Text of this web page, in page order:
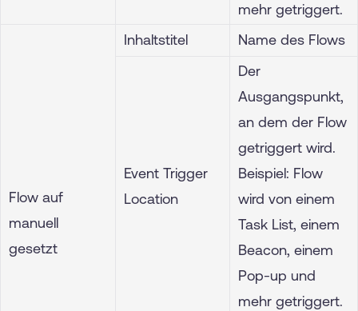
mehr getriggert.
Flow auf
manuell
gesetzt
Inhaltstitel Name des Flows
Event Trigger
Location
Der
Ausgangspunkt,
an dem der Flow
getriggert wird.
Beispiel: Flow
wird von einem
Task List, einem
Beacon, einem
Pop-up und
mehr getriggert.